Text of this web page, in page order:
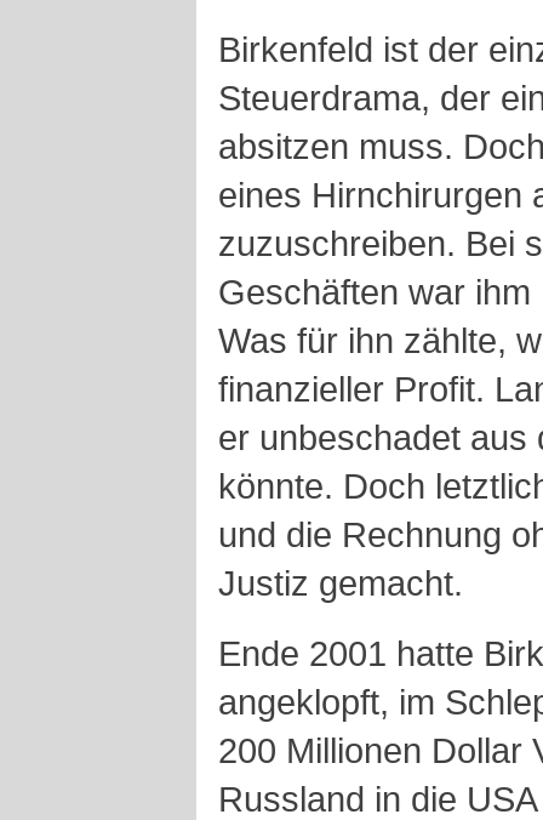
Birkenfeld ist der
Steuerdrama, der
absitzen muss.
eines Hirnchirurgen
zuzuschreiben. Bei
Geschäften war
Was für ihn zählte,
finanzieller Profit.
er unbeschadet aus
könnte. Doch
und die Rechnung
Justiz gemacht.
Ende 2001 hatte
angeklopft, im
200 Millionen Dollar
Russland in die